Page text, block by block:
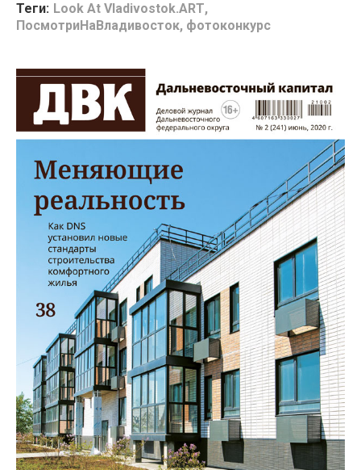
Теги: Look At Vladivostok.ART,
ПосмотриНаВладивосток, фотоконкурс